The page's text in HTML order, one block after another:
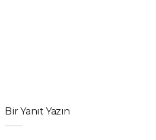
Bir Yanıt Yazın